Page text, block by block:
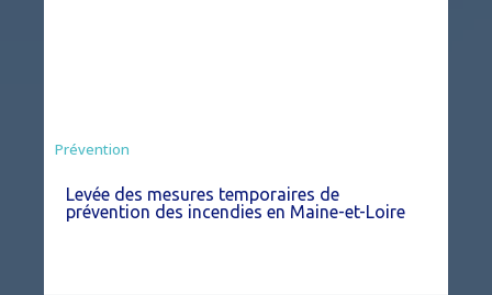
Préfecture
Prévention
Levée des mesures temporaires de
prévention des incendies en Maine-et-Loire